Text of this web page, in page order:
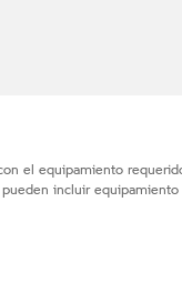
el equipamiento
incluir equipamiento